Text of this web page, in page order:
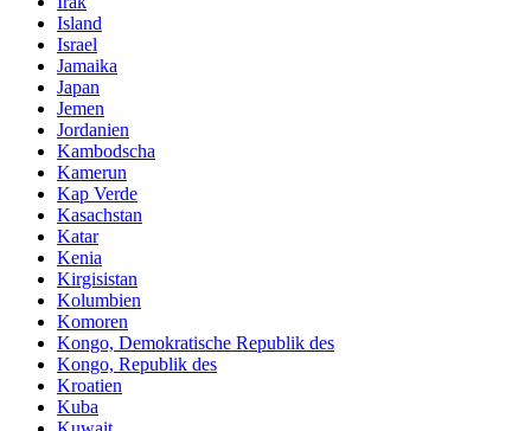
Island
Israel
Jamaika
Japan
Jemen
Jordanien
Kambodscha
Kamerun
Kap Verde
Kasachstan
Katar
Kenia
Kirgisistan
Kolumbien
Komoren
Kongo, Demokratische Republik des
Kongo, Republik des
Kroatien
Kuba